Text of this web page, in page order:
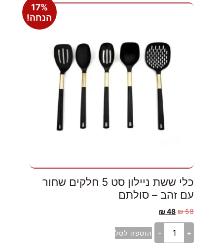
17%
הנחה!
כלי ששת ניילון סט 5 חלקים שחור
עם זהב – סולתם
58
₪
48
₪
+
- הוספה לסל